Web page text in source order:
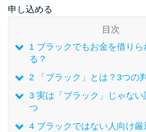
種類や特徴で探す
の理由
申し込める
目次
1ブラックでもお金を借りら
る？
2「ブラック」とは？3つの
3実は「ブラック」じゃない
つ
4ブラックではない人向け厳